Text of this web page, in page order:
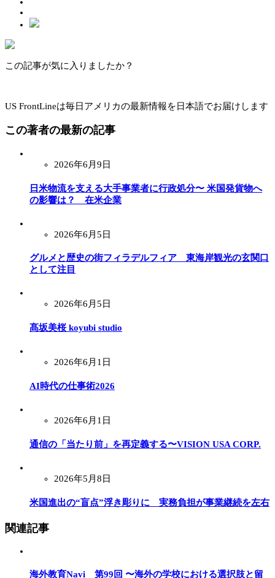
この記事が気に入りましたか？
US FrontLineは毎日アメリカの最新情報を日本語でお届けします
この著者の最新の記事
2026年6月9日
日米物流を支える大手事業者に行政処分〜 米国発貨物へ
の影響は？ 在米企業
2026年6月5日
グルメと歴史の街フィラデルフィア 東海岸観光の玄関口
として注目
2026年6月5日
髙坂美桜 koyubi studio
2026年6月1日
AI時代の仕事術2026
2026年6月1日
通信の「当たり前」を再定義する〜VISION USA CORP.
2026年5月8日
米国進出の“盲点”浮き彫りに 実務負担が事業継続を左右
関連記事
海外教育Navi 第99回 〜海外の学校における選択肢と留